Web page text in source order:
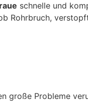
schnelle und
Rohrbruch,
große Probleme